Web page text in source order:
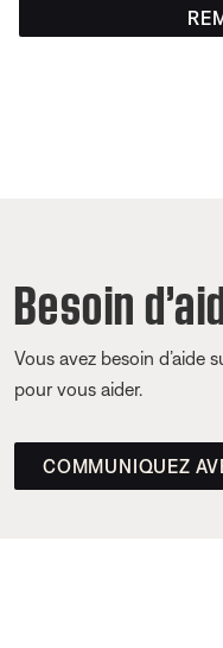
Besoin
Vous avez besoin d’aide
pour vous aider.
COMMUNIQUEZ